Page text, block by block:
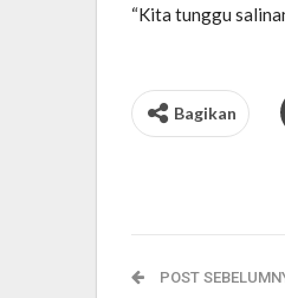
“Kita tunggu
Bagikan
POST